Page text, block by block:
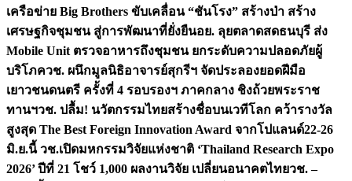
เครือข่าย Big Brothers ขับเคลื่อน “ชันโรง” สร้างป่า สร้าง
เศรษฐกิจชุมชน สู่การพัฒนาที่ยั่งยืนอย. ลุยตลาดสดธนบุรี ส่ง
Mobile Unit ตรวจอาหารถึงชุมชน ยกระดับความปลอดภัยผู้
บริโภควช. ผนึกมูลนิธิอาจารย์สุกรีฯ จัดประลองยอดฝีมือ
เยาวชนดนตรี ครั้งที่ 4 รอบรองฯ ภาคกลาง ชิงถ้วยพระราช
ทานฯวช. ปลื้ม! นวัตกรรมไทยสร้างชื่อบนเวทีโลก คว้ารางวัล
สูงสุด The Best Foreign Innovation Award จากโปแลนด์22-26
มิ.ย.นี้ วช.เปิดมหกรรมวิจัยแห่งชาติ ‘Thailand Research Expo
2026’ ปีที่ 21 โชว์ 1,000 ผลงานวิจัย เปลี่ยนอนาคตไทยวช. –